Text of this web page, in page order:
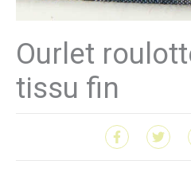
Ourlet
tissu fin